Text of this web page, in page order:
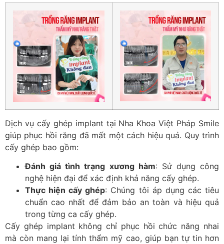
Dịch vụ cấy ghép implant tại Nha Khoa Việt Pháp Smile
giúp phục hồi răng đã mất một cách hiệu quả. Quy trình
cấy ghép bao gồm:
Đánh giá tình trạng xương hàm: Sử dụng công
nghệ hiện đại để xác định khả năng cấy ghép.
Thực hiện cấy ghép: Chúng tôi áp dụng các tiêu
chuẩn cao nhất để đảm bảo an toàn và hiệu quả
trong từng ca cấy ghép.
Cấy ghép implant không chỉ phục hồi chức năng nhai
mà còn mang lại tính thẩm mỹ cao, giúp bạn tự tin hơn